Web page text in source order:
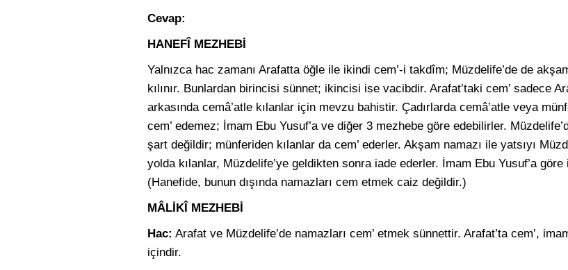
Cevap:
HANEFÎ MEZHEBİ
Yalnızca hac zamanı Arafatta öğle ile ikindi cem’-i takdîm; Müzdelife’de de
kılınır. Bunlardan birincisi sünnet; ikincisi ise vacibdir. Arafat’taki cem’ sadece
arkasında cemâ’atle kılanlar için mevzu bahistir. Çadırlarda cemâ’atle veya
cem’ edemez; İmam Ebu Yusuf’a ve diğer 3 mezhebe göre edebilirler.
şart değildir; münferiden kılanlar da cem’ ederler. Akşam namazı ile yatsıyı
yolda kılanlar, Müzdelife’ye geldikten sonra iade ederler. İmam Ebu Yusuf’a
(Hanefide, bunun dışında namazları cem etmek caiz değildir.)
MÂLİKÎ MEZHEBİ
Hac: Arafat ve Müzdelife’de namazları cem’ etmek sünnettir. Arafat’ta cem’,
içindir.